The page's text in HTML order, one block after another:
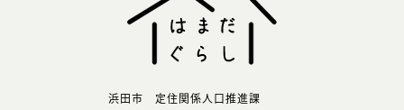
浜田市 定住関係人口推進課